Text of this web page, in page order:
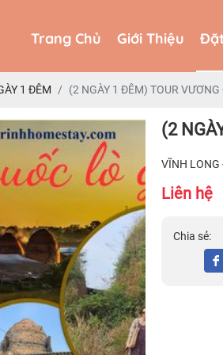
Trang Chủ Giới Thiệu
Trang Chủ Giới Thiệu
1 ĐÊM (2 NGÀY 1 ĐÊM) TOUR VƯƠNG
(2
VĨNH LONG
Liên hệ
Chia sẻ: